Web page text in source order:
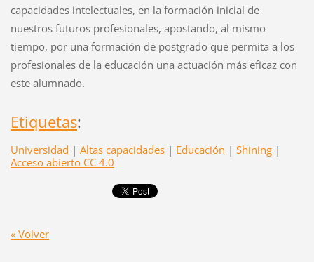
capacidades intelectuales, en la formación inicial de
nuestros futuros profesionales, apostando, al mismo
tiempo, por una formación de postgrado que permita a los
profesionales de la educación una actuación más eficaz con
este alumnado.
Etiquetas:
Universidad | Altas capacidades | Educación | Shining |
Acceso abierto CC 4.0
« Volver